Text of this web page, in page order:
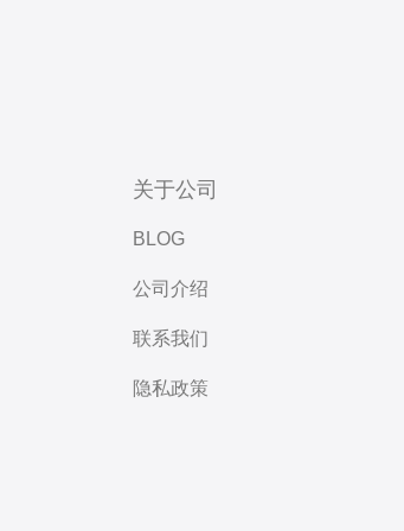
关于公司
BLOG
公司介绍
联系我们
隐私政策